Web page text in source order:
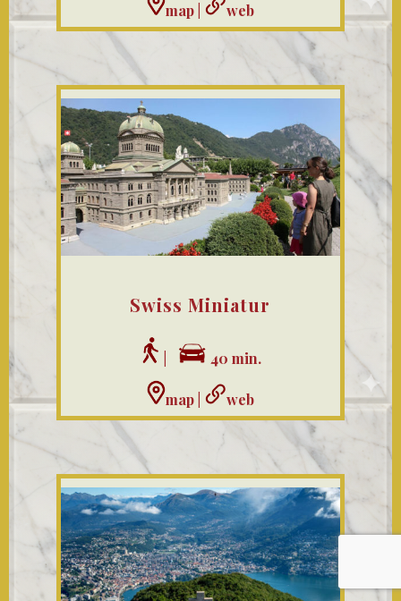
map| web
Swiss Miniatur
40 min.
map| web